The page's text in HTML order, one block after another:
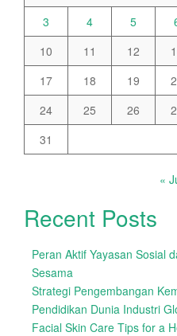
3
4 5
10
11 12
17
18 19
24
25 26
31
«
Recent Posts
Peran Aktif Yayasan Sosial
Sesama
Strategi Pengembangan
Pendidikan Dunia Industri
Facial Skin Care Tips for a